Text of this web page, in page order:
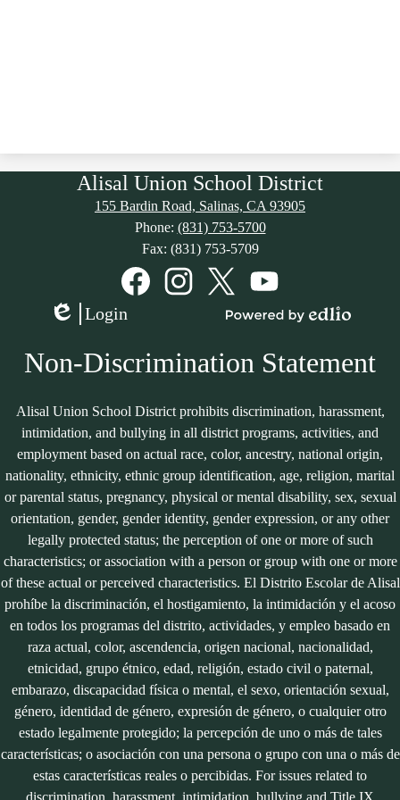
Alisal Union School District
155 Bardin Road, Salinas, CA 93905
Phone: (831) 753-5700
Fax: (831) 753-5709
InstagramTwitterYouTube
Edlio
Login
Edlio
Non-Discrimination Statement
Alisal Union School District prohibits discrimination, harassment,
intimidation, and bullying in all district programs, activities, and
employment based on actual race, color, ancestry, national origin,
nationality, ethnicity, ethnic group identification, age, religion, marital
or parental status, pregnancy, physical or mental disability, sex, sexual
orientation, gender, gender identity, gender expression, or any other
legally protected status; the perception of one or more of such
characteristics; or association with a person or group with one or more
of these actual or perceived characteristics. El Distrito Escolar de Alisal
prohíbe la discriminación, el hostigamiento, la intimidación y el acoso
en todos los programas del distrito, actividades, y empleo basado en
raza actual, color, ascendencia, origen nacional, nacionalidad,
etnicidad, grupo étnico, edad, religión, estado civil o paternal,
embarazo, discapacidad física o mental, el sexo, orientación sexual,
género, identidad de género, expresión de género, o cualquier otro
estado legalmente protegido; la percepción de uno o más de tales
características; o asociación con una persona o grupo con una o más de
estas características reales o percibidas. For issues related to